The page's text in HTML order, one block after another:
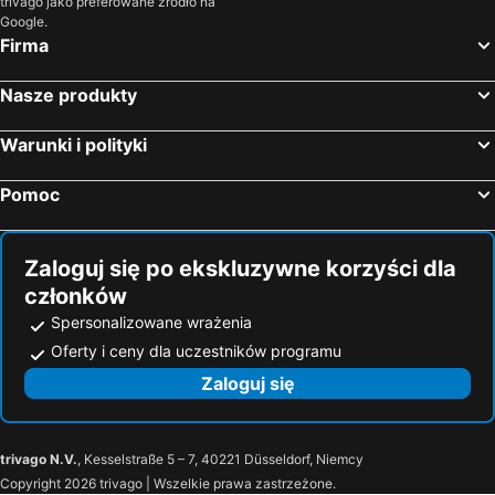
Google.
Firma
Nasze produkty
Warunki i polityki
Pomoc
Zaloguj się po ekskluzywne korzyści dla
członków
Spersonalizowane wrażenia
Oferty i ceny dla uczestników programu
Zaloguj się
trivago N.V., Kesselstraße 5 – 7, 40221 Düsseldorf, Niemcy
Copyright 2026 trivago | Wszelkie prawa zastrzeżone.